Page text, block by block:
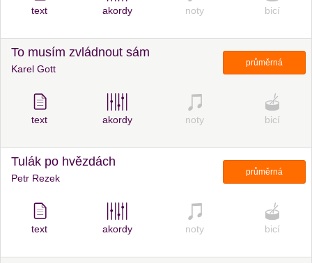
text akordy noty bicí
To musím zvládnout sám
Karel Gott
průměrná
text akordy noty bicí
Tulák po hvězdách
Petr Rezek
průměrná
text akordy noty bicí